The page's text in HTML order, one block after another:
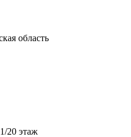
область
1/20 этаж